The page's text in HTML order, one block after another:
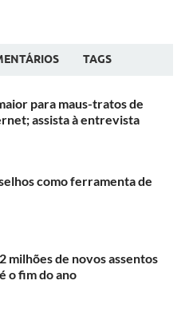
TAGS
para maus-tratos de
assista à entrevista
como ferramenta de
milhões de novos assentos
o fim do ano